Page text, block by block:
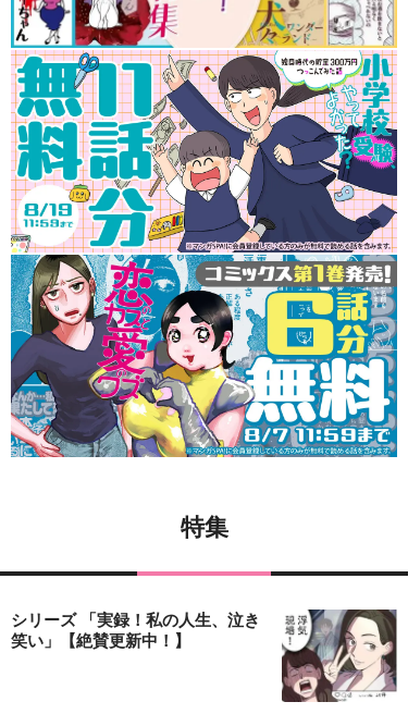
特集
シリーズ 「実録！私の人生、泣き
笑い」【絶賛更新中！】